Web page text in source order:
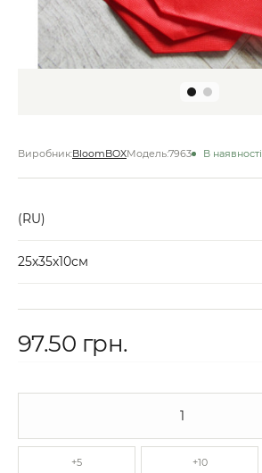
Виробник:BloomBOXМодель:7963 В наявності
(RU)
25х35х10см
97.50 грн.
+5 +10